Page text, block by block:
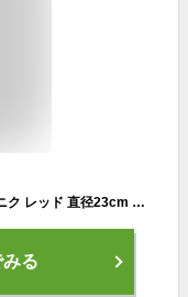
ダンノ(DANNO) バランスボール ソフトギムニク レッド 直径23cm D5415
る